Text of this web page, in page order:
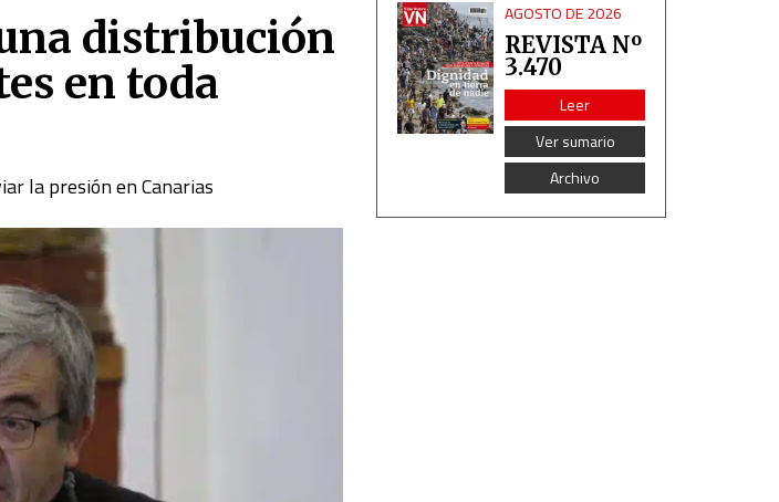
distribución
en toda
la presión en Canarias
AGOSTO DE 2026
REVISTA Nº
3.470
Leer
Ver sumario
Archivo